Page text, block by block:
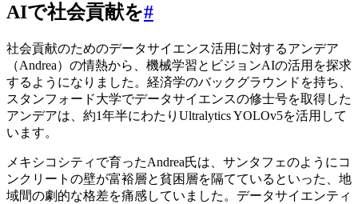
AIで社会貢献を#
社会貢献のためのデータサイエンス活用に対するアンデア
（Andrea）の情熱から、機械学習とビジョンAIの活用を探求
するようになりました。経済学のバックグラウンドを持ち、
スタンフォード大学でデータサイエンスの修士号を取得した
アンデアは、約1年半にわたりUltralytics YOLOv5を活用して
います。
メキシコシティで育ったAndrea氏は、サンタフェのようにコ
ンクリートの壁が富裕層と貧困層を隔てているといった、地
域間の劇的な格差を痛感していました。データサイエンティ